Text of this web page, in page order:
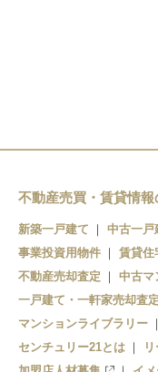
淀駅
不動産売買・賃貸情
新築一戸建て 中古一戸
事業投資用物件
賃貸住
不動産売却査定
中古マ
一戸建て・一軒家売却査定
マンションライブラリー
センチュリー21とは